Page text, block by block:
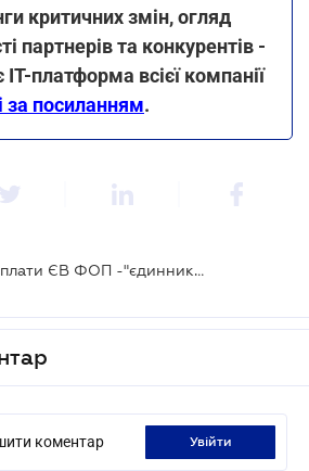
критичних змін, огляд
партнерів та конкурентів -
платформа всієї компанії
за посиланням.
Чи звільняється від сплати ЄВ ФОП -"єдинник" за періоди, в яких не отримував дохід
коментар увійти